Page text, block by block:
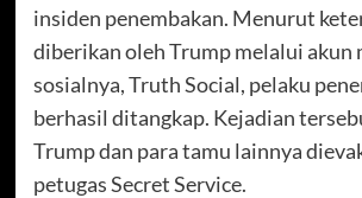
insiden penembakan. Menurut
diberikan oleh Trump melalui akun
sosialnya, Truth Social, pelaku
berhasil ditangkap. Kejadian
Trump dan para tamu lainnya
petugas Secret Service.